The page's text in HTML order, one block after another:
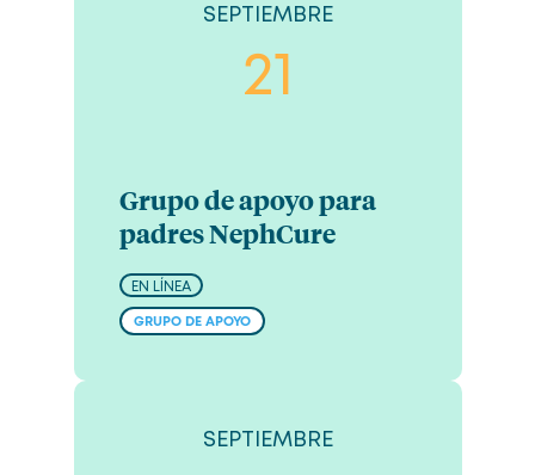
SEPTIEMBRE
21
Grupo de apoyo para
padres NephCure
EN LÍNEA
GRUPO DE APOYO
SEPTIEMBRE